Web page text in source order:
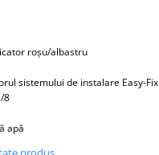
roșu/albastru
sistemului de instalare Easy-Fix
8
apă